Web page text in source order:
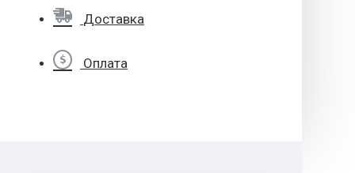
Доставка
Оплата